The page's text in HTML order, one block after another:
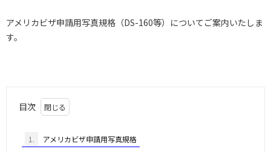
アメリカビザ申請用写真規格（DS-160等）についてご案内いたしま
す。
目次
1. アメリカビザ申請用写真規格